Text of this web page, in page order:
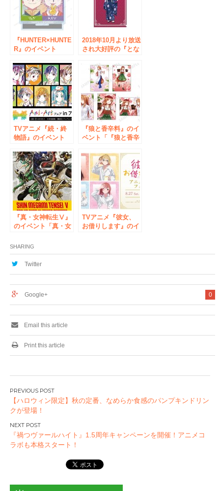
が開催！コラボショ
ップ『兎座ナナチ』
の商品やここだけの
『HUNTER×HUNTE
R』のイベント
TER』Ani-Art アニ
メイトフェア in
2022 Spring」の開
催が決定！
2018年10月より放送
され大好評の『とな
イベント【POP UP
SHOP in ボークス
秋葉原】がボークス
秋葉原ホビー天国に
て開催決定です！
TVアニメ『続・終
物語』のイベント
Ani-Art フェア in ア
ニメイト」の開催が
決定！
『狼と香辛料』のイ
ベント「『狼と香辛
Anniversary アニメ
イトワールドフェ
ア」の開催が決定！
『真・女神転生Ⅴ』
のイベント「真・女
SHOP in TOWER
RECORDS」の開催
が決定！
TVアニメ『彼女、
お借りします』のイ
メイトフェア」の開
SHARING
Twitter
0
Google+
Email this article
Print this article
投
稿
ナ
ビ
ゲ
【ハロウィン限定】秋の定番、なめらか食感のパンプキンドリン
クが登場！
『禍つヴァールハイト』1.5周年キャンペーンを開催！アニメコ
ラボも本格スタート！